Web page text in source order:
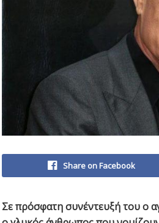
Share on Facebook
Σε πρόσφατη συνέντευξή του ο